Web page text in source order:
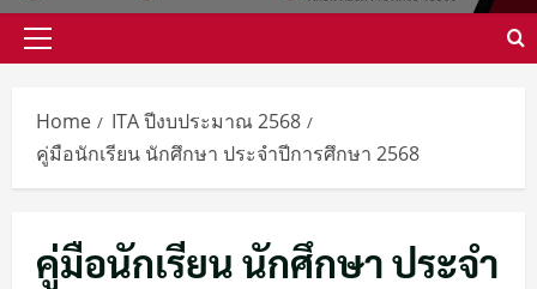
Primary
Home
ITA ปีงบประมาณ 2568
คู่มือนักเรียน นักศึกษา ประจำปีการศึกษา 2568
คู่มือนักเรียน นักศึกษา ประจำ